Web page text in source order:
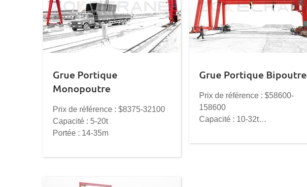
Grue Portique
Monopoutre
Prix de référence : $8375-32100
Capacité : 5-20t
Portée : 14-35m
Grue Portique Bipoutre
Prix de référence : $58600-
158600
Capacité : 10-32t